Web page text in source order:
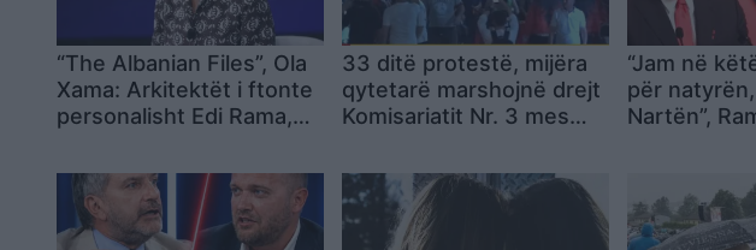
“The Albanian Files”, Ola
Xama: Arkitektët i ftonte
personalisht Edi Rama,
interesi
33 ditë protestë, mijëra
qytetarë marshojnë drejt
Komisariatit Nr. 3 mes
“Jam në
për
Nartën”,
qeverinë